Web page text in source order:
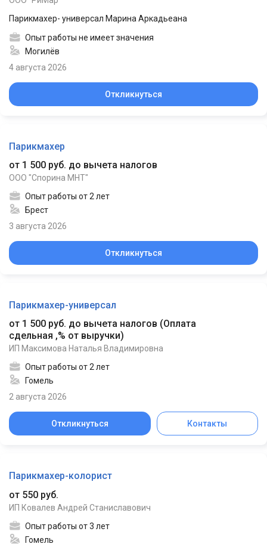
Парикмахер- универсал Марина Аркадьеана
Опыт работы не имеет значения
Могилёв
4 августа 2026
Откликнуться
Парикмахер
от 1 500 руб. до вычета налогов
ООО "Спорина МНТ"
Опыт работы от 2 лет
Брест
3 августа 2026
Откликнуться
Парикмахер-универсал
от 1 500 руб. до вычета налогов (Оплата
сдельная ,% от выручки)
ИП Максимова Наталья Владимировна
Опыт работы от 2 лет
Гомель
2 августа 2026
Откликнуться Контакты
Парикмахер-колорист
от 550 руб.
ИП Ковалев Андрей Станиславович
Опыт работы от 3 лет
Гомель